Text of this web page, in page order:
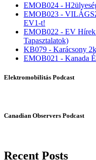
EMOB024 -
EMOB023 -
EV1-t!
EMOB022 - EV
Tapasztalatok)
KB079 - Karácsony
EMOB021 - Kanada
Elektromobilitás Podcast
Canadian Observers Podcast
Recent Posts